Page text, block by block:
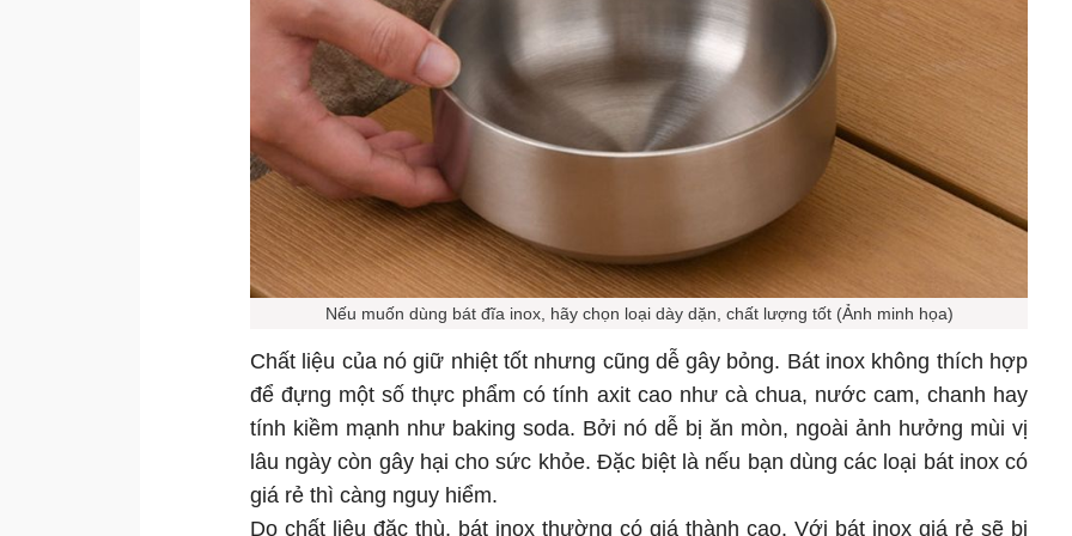
Nếu muốn dùng bát đĩa inox, hãy chọn loại dày dặn, chất lượng tốt (Ảnh minh họa)
Chất liệu của nó giữ nhiệt tốt nhưng cũng dễ gây bỏng. Bát inox không thích hợp
để đựng một số thực phẩm có tính axit cao như cà chua, nước cam, chanh hay
tính kiềm mạnh như baking soda. Bởi nó dễ bị ăn mòn, ngoài ảnh hưởng mùi vị
lâu ngày còn gây hại cho sức khỏe. Đặc biệt là nếu bạn dùng các loại bát inox có
giá rẻ thì càng nguy hiểm.
Do chất liệu đặc thù, bát inox thường có giá thành cao. Với bát inox giá rẻ sẽ bị